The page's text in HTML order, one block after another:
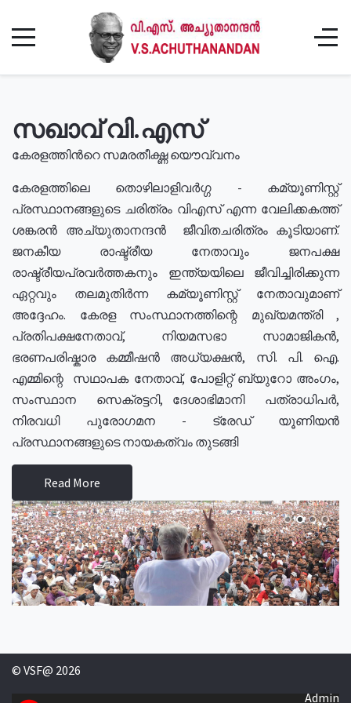
സഖാവ് വി.എസ്
കേരളത്തിൻറെ സമരതീക്ഷ്ണ യൌവ്വനം
കേരളത്തിലെ തൊഴിലാളിവർഗ്ഗ - കമ്യൂണിസ്റ്റ്
പ്രസ്ഥാനങ്ങളുടെ ചരിത്രം വിഎസ് എന്ന വേലിക്കകത്ത്
ശങ്കരൻ അച്യുതാനന്ദൻ ജീവിതചരിത്രം കൂടിയാണ്.
ജനകീയ രാഷ്ട്രീയ നേതാവും ജനപക്ഷ
രാഷ്ട്രീയപ്രവർത്തകനും ഇന്ത്യയിലെ ജീവിച്ചിരിക്കുന്ന
ഏറ്റവും തലമുതിർന്ന കമ്യൂണിസ്റ്റ് നേതാവുമാണ്
അദ്ദേഹം. കേരള സംസ്ഥാനത്തിന്റെ മുഖ്യമന്ത്രി ,
പ്രതിപക്ഷനേതാവ്, നിയമസഭാ സാമാജികൻ,
ഭരണപരിഷ്കാര കമ്മീഷൻ അധ്യക്ഷൻ, സി. പി. ഐ.
എമ്മിന്റെ സഥാപക നേതാവ്, പോളിറ്റ് ബ്യുറോ അംഗം,
സംസ്ഥാന സെക്രട്ടറി, ദേശാഭിമാനി പത്രാധിപർ,
നിരവധി പുരോഗമന - ട്രേഡ് യൂണിയൻ
പ്രസ്ഥാനങ്ങളുടെ നായകത്വം തുടങ്ങി
Read More
© VSF@ 2026
Admin